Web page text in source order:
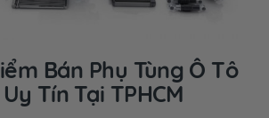
Bán Phụ Tùng Ô Tô
Tín Tại TPHCM